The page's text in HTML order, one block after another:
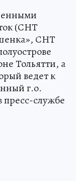
(СНТ
СНТ
Тольятти, а
ведет к
г.о.
службе